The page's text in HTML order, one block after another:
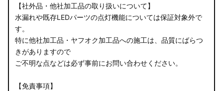
【社外品・他社加工品の取り扱いについて】
水漏れや既存LEDパーツの点灯機能については保証対象外で
す。
特に他社加工品・ヤフオク加工品への施工は、品質にばらつ
きがありますので
ご不明な点などは必ず事前にお問い合わせください。
【免責事項】